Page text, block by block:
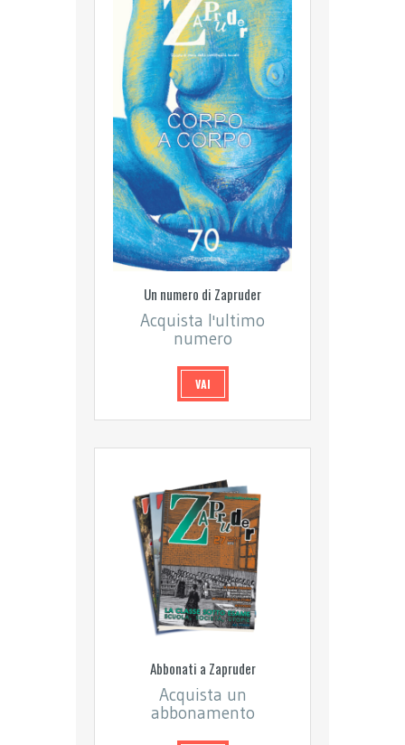
Un numero di Zapruder
Acquista l'ultimo
numero
VAI
Abbonati a Zapruder
Acquista un
abbonamento